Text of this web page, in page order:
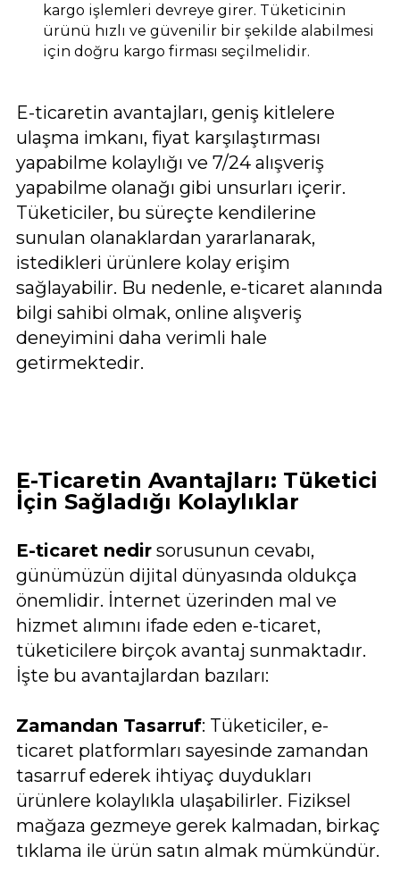
kargo işlemleri devreye girer. Tüketicinin
ürünü hızlı ve güvenilir bir şekilde alabilmesi
için doğru kargo firması seçilmelidir.
E-ticaretin avantajları, geniş kitlelere
ulaşma imkanı, fiyat karşılaştırması
yapabilme kolaylığı ve 7/24 alışveriş
yapabilme olanağı gibi unsurları içerir.
Tüketiciler, bu süreçte kendilerine
sunulan olanaklardan yararlanarak,
istedikleri ürünlere kolay erişim
sağlayabilir. Bu nedenle, e-ticaret alanında
bilgi sahibi olmak, online alışveriş
deneyimini daha verimli hale
getirmektedir.
E-Ticaretin Avantajları: Tüketici
İçin Sağladığı Kolaylıklar
E-ticaret nedir sorusunun cevabı,
günümüzün dijital dünyasında oldukça
önemlidir. İnternet üzerinden mal ve
hizmet alımını ifade eden e-ticaret,
tüketicilere birçok avantaj sunmaktadır.
İşte bu avantajlardan bazıları:
Zamandan Tasarruf: Tüketiciler, e-
ticaret platformları sayesinde zamandan
tasarruf ederek ihtiyaç duydukları
ürünlere kolaylıkla ulaşabilirler. Fiziksel
mağaza gezmeye gerek kalmadan, birkaç
tıklama ile ürün satın almak mümkündür.